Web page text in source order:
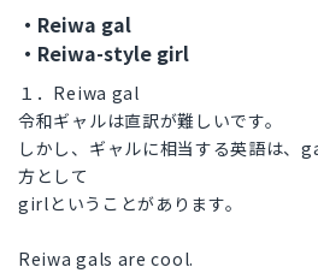
・Reiwa gal
・Reiwa-style girl
１．Reiwa gal
令和ギャルは直訳が難しいです。
しかし、ギャルに相当する英語は、
方として
girlということがあります。
Reiwa gals are cool.